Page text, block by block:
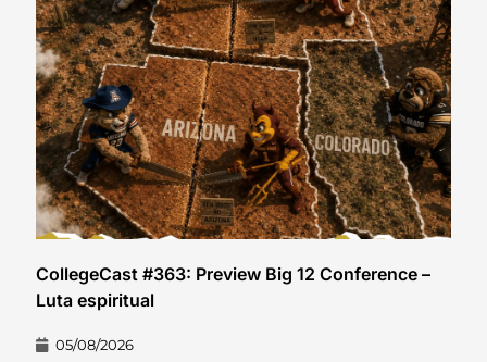
CollegeCast #363: Preview Big 12 Conference –
Luta espiritual
05/08/2026